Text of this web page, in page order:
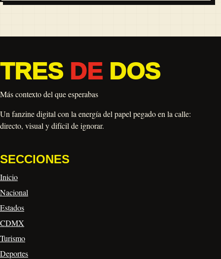
TRES DEDOS
Más contexto del que esperabas
Un fanzine digital con la energía del papel pegado en la calle:
directo, visual y difícil de ignorar.
SECCIONES
Inicio
Nacional
Estados
CDMX
Turismo
Deportes